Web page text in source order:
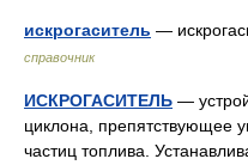
искрогаситель —
справочник
ИСКРОГАСИТЕЛЬ —
циклона, препятствующее
частиц топлива.